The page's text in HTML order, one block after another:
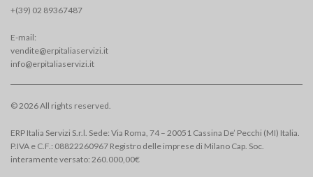
+(39) 02 89367487
E-mail:
vendite@erpitaliaservizi.it
info@erpitaliaservizi.it
© 2026 All rights reserved.
ERP Italia Servizi S.r.l. Sede: Via Roma, 74 – 20051 Cassina De’ Pecchi (MI) Italia.
P.IVA e C.F.: 08822260967 Registro delle imprese di Milano Cap. Soc.
interamente versato: 260.000,00€